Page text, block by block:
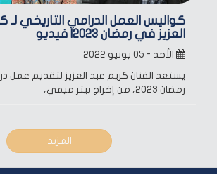
كواليس العمل الدرامي التاريخي لـ
العزيز في رمضان 2023| فيديو
الأحد - ٠٥ يونيو ٢٠٢٢
يستعد الفنان كريم عبد العزيز لتقديم
رمضان 2023، من إخراج بيتر ميمي،
المزيد